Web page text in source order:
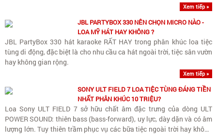
Xem tiếp »
JBL PARTYBOX 330 NÊN CHỌN MICRO NÀO -
LOA MỸ HÁT HAY KHÔNG ?
JBL PartyBox 330 hát karaoke RẤT HAY trong phân khúc loa tiệc
tùng di động, đặc biệt là cho nhu cầu ca hát ngoài trời, tiệc sân vườn
hay không gian rộng.
Xem tiếp »
SONY ULT FIELD 7 LOA TIỆC TÙNG ĐÁNG TIỀN
NHẤT PHÂN KHÚC 10 TRIỆU?
Loa Sony ULT FIELD 7 sở hữu chất âm đặc trưng của dòng ULT
POWER SOUND: thiên bass (bass-forward), uy lực, dày dặn và có âm
lượng lớn. Tuy thiên trầm phục vụ các bữa tiệc ngoài trời hay không